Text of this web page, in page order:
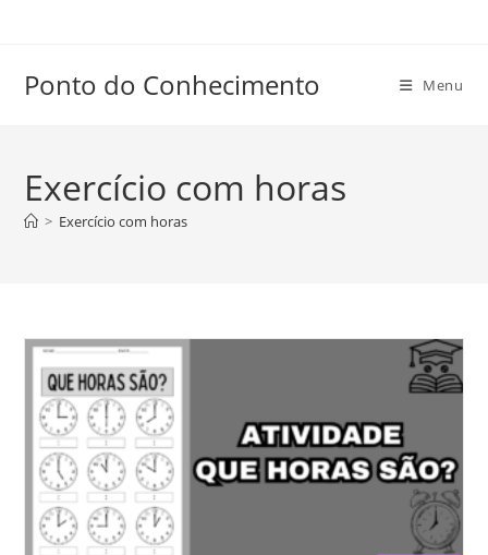
conteúdo
Ponto do Conhecimento Menu
Exercício com horas
> Exercício com horas